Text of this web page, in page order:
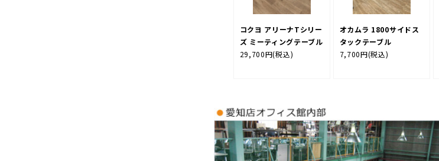
コクヨ アリーナTシリー
ズ ミーティングテーブル
29,700円(税込)
オカムラ 1800サイドス
タックテーブル
7,700円(税込)